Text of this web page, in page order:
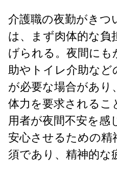
介護職の夜勤がき
は、まず肉体的な
げられる。夜間に
助やトイレ介助など
が必要な場合があ
体力を要求される
用者が夜間不安を感
安心させるための
須であり、精神的な